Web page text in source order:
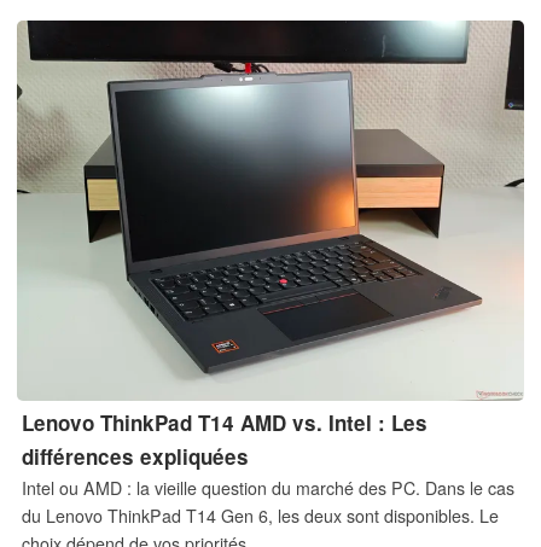
Lenovo ThinkPad T14 AMD vs. Intel : Les
différences expliquées
Intel ou AMD : la vieille question du marché des PC. Dans le cas
du Lenovo ThinkPad T14 Gen 6, les deux sont disponibles. Le